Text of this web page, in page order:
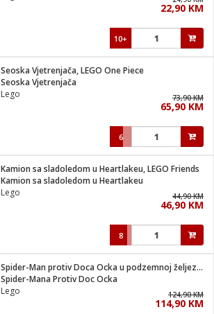
22,90 KM
10+
Seoska Vjetrenjača, LEGO One Piece
Seoska Vjetrenjača
Lego
73,90 KM
65,90 KM
6
Kamion sa sladoledom u Heartlakeu, LEGO Friends
Kamion sa sladoledom u Heartlakeu
Lego
44,90 KM
46,90 KM
8
Spider-Man protiv Doca Ocka u podzemnoj željeznici
Spider-Mana Protiv Doc Ocka
Lego
124,90 KM
114,90 KM